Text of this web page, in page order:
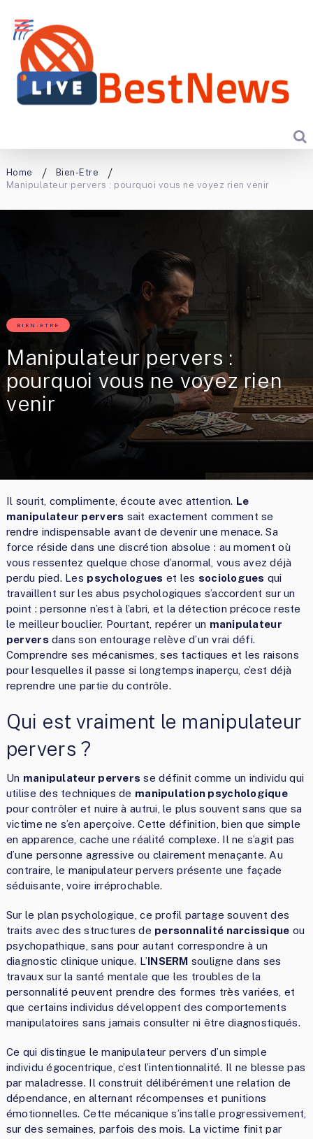
Home
Bien-Etre
Manipulateur pervers : pourquoi vous ne voyez rien venir
BIEN-ETRE
Manipulateur pervers :
pourquoi vous ne voyez rien
venir
Il sourit, complimente, écoute avec attention. Le
manipulateur pervers sait exactement comment se
rendre indispensable avant de devenir une menace. Sa
force réside dans une discrétion absolue : au moment où
vous ressentez quelque chose d’anormal, vous avez déjà
perdu pied. Les psychologues et les sociologues qui
travaillent sur les abus psychologiques s’accordent sur un
point : personne n’est à l’abri, et la détection précoce reste
le meilleur bouclier. Pourtant, repérer un manipulateur
pervers dans son entourage relève d’un vrai défi.
Comprendre ses mécanismes, ses tactiques et les raisons
pour lesquelles il passe si longtemps inaperçu, c’est déjà
reprendre une partie du contrôle.
Qui est vraiment le manipulateur
pervers ?
Un manipulateur pervers se définit comme un individu qui
utilise des techniques de manipulation psychologique
pour contrôler et nuire à autrui, le plus souvent sans que sa
victime ne s’en aperçoive. Cette définition, bien que simple
en apparence, cache une réalité complexe. Il ne s’agit pas
d’une personne agressive ou clairement menaçante. Au
contraire, le manipulateur pervers présente une façade
séduisante, voire irréprochable.
Sur le plan psychologique, ce profil partage souvent des
traits avec des structures de personnalité narcissique ou
psychopathique, sans pour autant correspondre à un
diagnostic clinique unique. L’INSERM souligne dans ses
travaux sur la santé mentale que les troubles de la
personnalité peuvent prendre des formes très variées, et
que certains individus développent des comportements
manipulatoires sans jamais consulter ni être diagnostiqués.
Ce qui distingue le manipulateur pervers d’un simple
individu égocentrique, c’est l’intentionnalité. Il ne blesse pas
par maladresse. Il construit délibérément une relation de
dépendance, en alternant récompenses et punitions
émotionnelles. Cette mécanique s’installe progressivement,
sur des semaines, parfois des mois. La victime finit par